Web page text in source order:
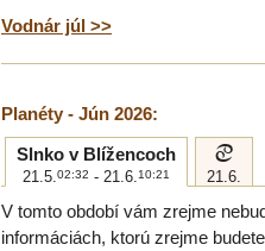
Vodnár júl >>
Planéty - Jún 2026:
Slnko v Blížencoch
21.5. 02:32 - 21.6. 10:21
d
21.6.
V tomto období vám zrejme
informáciách, ktorú zrejme